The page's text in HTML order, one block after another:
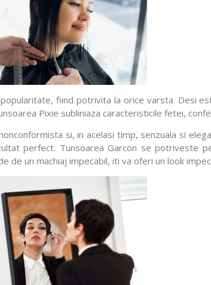
fiind potrivita la orice varsta. Desi
Pixie subliniaza caracteristicile fetei,
si, in acelasi timp, senzuala si
perfect. Tunsoarea Garcon se potriveste
de un machiaj impecabil, iti va oferi un look